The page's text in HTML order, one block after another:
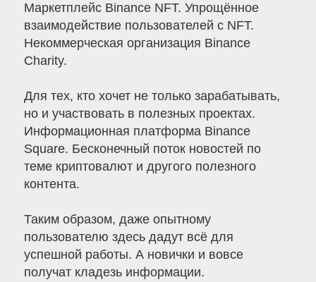
Маркетплейс Binance NFT. Упрощённое
взаимодействие пользователей с NFT.
Некоммерческая организация Binance
Charity.
Для тех, кто хочет не только зарабатывать,
но и участвовать в полезных проектах.
Информационная платформа Binance
Square. Бесконечный поток новостей по
теме криптовалют и другого полезного
контента.
Таким образом, даже опытному
пользователю здесь дадут всё для
успешной работы. А новички и вовсе
получат кладезь информации.